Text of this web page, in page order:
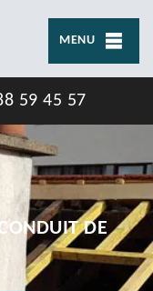
MENU
59 45 57
DE